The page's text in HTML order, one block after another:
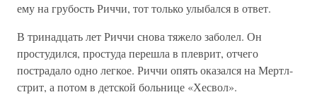
ему на грубость Риччи, тот только улыбался в ответ.
В тринадцать лет Риччи снова тяжело заболел. Он
простудился, простуда перешла в плеврит, отчего
пострадало одно легкое. Риччи опять оказался на Мертл-
стрит, а потом в детской больнице «Хесвол».